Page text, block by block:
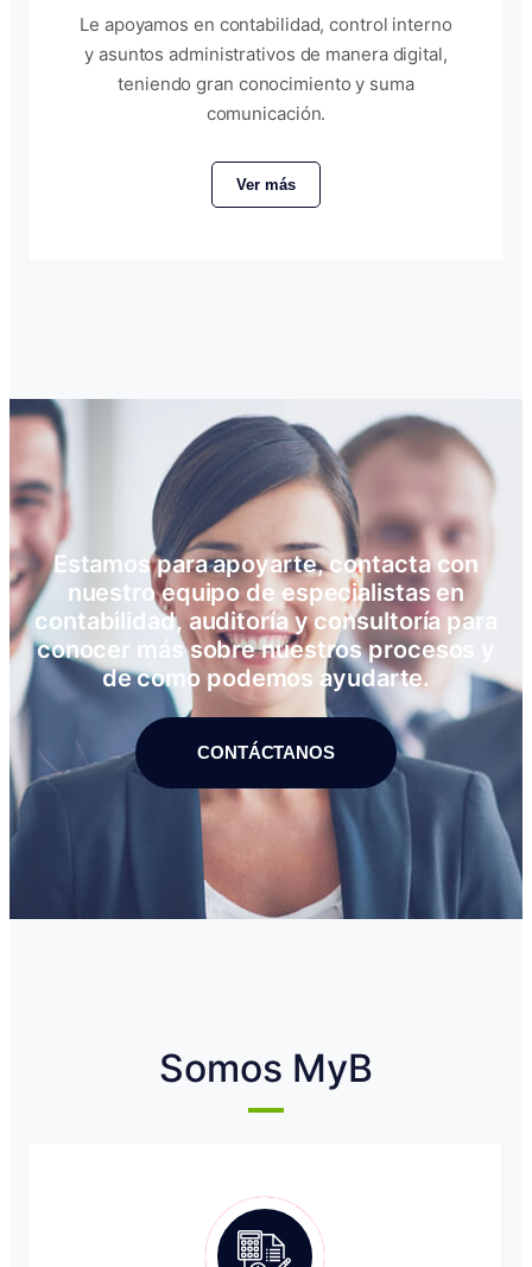
Le apoyamos en contabilidad, control interno
y asuntos administrativos de manera digital,
teniendo gran conocimiento y suma
comunicación.
Ver más
Estamos para apoyarte, contacta con
nuestro equipo de especialistas en
contabilidad, auditoría y consultoría para
conocer más sobre nuestros procesos y
de como podemos ayudarte.
CONTÁCTANOS
Somos MyB